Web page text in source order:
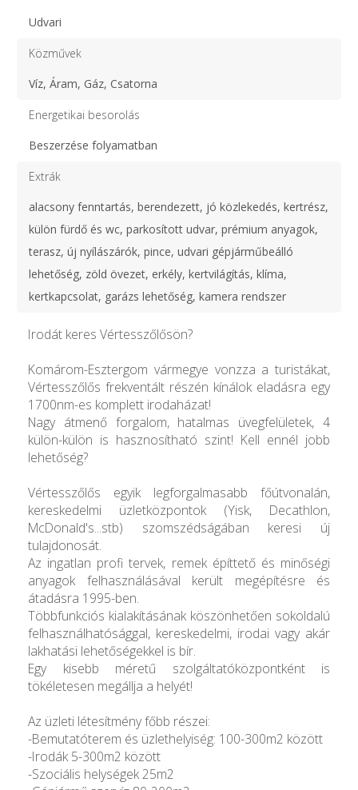
Udvari
Közművek
Víz, Áram, Gáz, Csatorna
Energetikai besorolás
Beszerzése folyamatban
Extrák
alacsony fenntartás, berendezett, jó közlekedés, kertrész,
külön fürdő és wc, parkosított udvar, prémium anyagok,
terasz, új nyílászárók, pince, udvari gépjárműbeálló
lehetőség, zöld övezet, erkély, kertvilágítás, klíma,
kertkapcsolat, garázs lehetőség, kamera rendszer
Irodát keres Vértesszőlősön?
Komárom-Esztergom vármegye vonzza a turistákat,
Vértesszőlős frekventált részén kínálok eladásra egy
1700nm-es komplett irodaházat!
Nagy átmenő forgalom, hatalmas üvegfelületek, 4
külön-külön is hasznosítható szint! Kell ennél jobb
lehetőség?
Vértesszőlős egyik legforgalmasabb főútvonalán,
kereskedelmi üzletközpontok (Yisk, Decathlon,
McDonald's...stb) szomszédságában keresi új
tulajdonosát.
Az ingatlan profi tervek, remek építtető és minőségi
anyagok felhasználásával került megépítésre és
átadásra 1995-ben.
Többfunkciós kialakításának köszönhetően sokoldalú
felhasználhatósággal, kereskedelmi, irodai vagy akár
lakhatási lehetőségekkel is bír.
Egy kisebb méretű szolgáltatóközpontként is
tökéletesen megállja a helyét!
Az üzleti létesítmény főbb részei:
-Bemutatóterem és üzlethelyiség: 100-300m2 között
-Irodák 5-300m2 között
-Szociális helységek 25m2